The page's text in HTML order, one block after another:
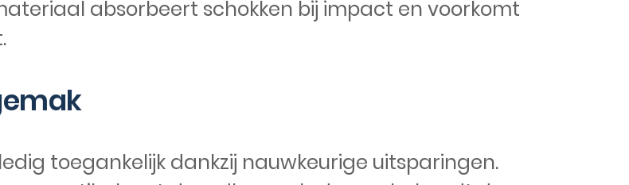
absorbeert schokken bij impact en voorkomt
toegankelijk dankzij nauwkeurige uitsparingen.